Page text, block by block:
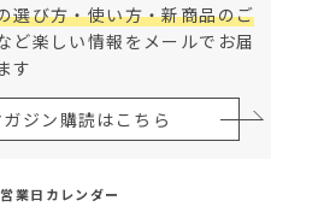
選び方・使い方・新商品のご
ど楽しい情報をメールでお届
す
ガジン購読はこちら
営業日カレンダー